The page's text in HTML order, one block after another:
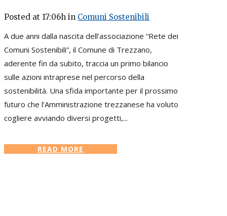
Posted at 17:06h in Comuni Sostenibili
A due anni dalla nascita dell’associazione “Rete dei
Comuni Sostenibili”, il Comune di Trezzano,
aderente fin da subito, traccia un primo bilancio
sulle azioni intraprese nel percorso della
sostenibilità. Una sfida importante per il prossimo
futuro che l’Amministrazione trezzanese ha voluto
cogliere avviando diversi progetti,...
READ MORE